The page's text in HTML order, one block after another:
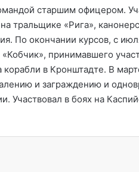
старшим офицером.
тральщике «Рига»,
По окончании курсов, с
принимавшего
корабли в Кронштадте. В
и заграждению и
Участвовал в боях на